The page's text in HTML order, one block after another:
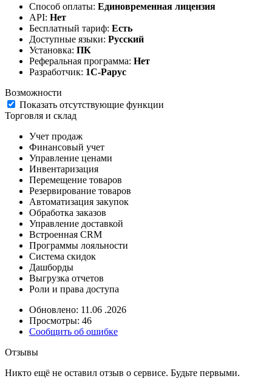
Способ оплаты: Единовременная лицензия
API: Нет
Бесплатный тариф: Есть
Доступные языки: Русский
Установка: ПК
Реферальная программа: Нет
Разработчик: 1С-Рарус
Возможности
Показать отсутствующие функции
Торговля и склад
Учет продаж
Финансовый учет
Управление ценами
Инвентаризация
Перемещение товаров
Резервирование товаров
Автоматизация закупок
Обработка заказов
Управление доставкой
Встроенная CRM
Программы лояльности
Система скидок
Дашборды
Выгрузка отчетов
Роли и права доступа
Обновлено: 11.06 .2026
Просмотры: 46
Сообщить об ошибке
Отзывы
Никто ещё не оставил отзыв о сервисе. Будьте первыми.